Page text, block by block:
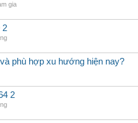
gia
2
phù hợp xu hướng hiện nay?
2